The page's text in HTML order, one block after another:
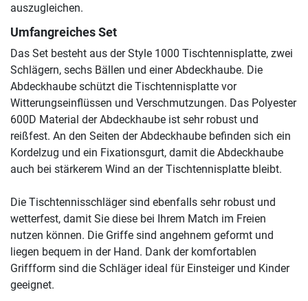
auszugleichen.
Umfangreiches Set
Das Set besteht aus der Style 1000 Tischtennisplatte, zwei
Schlägern, sechs Bällen und einer Abdeckhaube. Die
Abdeckhaube schützt die Tischtennisplatte vor
Witterungseinflüssen und Verschmutzungen. Das Polyester
600D Material der Abdeckhaube ist sehr robust und
reißfest. An den Seiten der Abdeckhaube befinden sich ein
Kordelzug und ein Fixationsgurt, damit die Abdeckhaube
auch bei stärkerem Wind an der Tischtennisplatte bleibt.
Die Tischtennisschläger sind ebenfalls sehr robust und
wetterfest, damit Sie diese bei Ihrem Match im Freien
nutzen können. Die Griffe sind angehnem geformt und
liegen bequem in der Hand. Dank der komfortablen
Griffform sind die Schläger ideal für Einsteiger und Kinder
geeignet.